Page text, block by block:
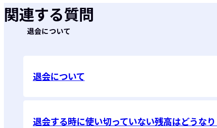
関連する質問
退会について
退会について
退会する時に使い切っていない残高はどうな